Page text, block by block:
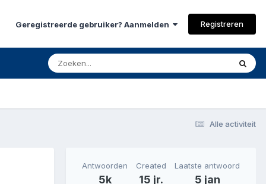
Geregistreerde gebruiker? Aanmelden Registreren
Alle activiteit
Antwoorden
5k
Created
15 jr.
Laatste antwoord
5 jan